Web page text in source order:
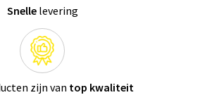
Snellelevering
zijn van top kwaliteit